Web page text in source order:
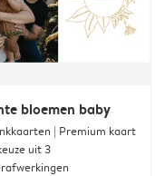
bloemen baby
| Premium kaart
uit 3